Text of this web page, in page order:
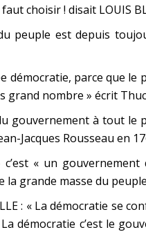
choisir ! disait LOUIS
peuple est depuis
démocratie, parce que le
grand nombre » écrit
gouvernement à tout
Jacques Rousseau en
« un
grande masse du
: « La démocratie se
démocratie c’est le